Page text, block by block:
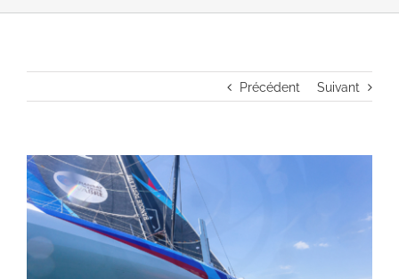
Précédent Suivant
Voir
l'image
agrandie